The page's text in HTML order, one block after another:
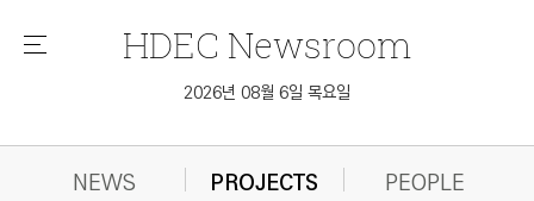
메
HDEC Newsroom
2026년 08월 6일 목요일
NEWS PROJECTS PEOPLE